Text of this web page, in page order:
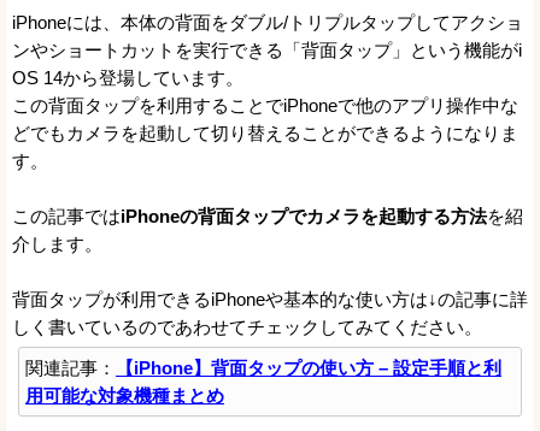
iPhoneには、本体の背面をダブル/トリプルタップしてアクショ
ンやショートカットを実行できる「背面タップ」という機能がi
OS 14から登場しています。
この背面タップを利用することでiPhoneで他のアプリ操作中な
どでもカメラを起動して切り替えることができるようになりま
す。
この記事ではiPhoneの背面タップでカメラを起動する方法を紹
介します。
背面タップが利用できるiPhoneや基本的な使い方は↓の記事に詳
しく書いているのであわせてチェックしてみてください。
関連記事：
【iPhone】背面タップの使い方 – 設定手順と利
用可能な対象機種まとめ